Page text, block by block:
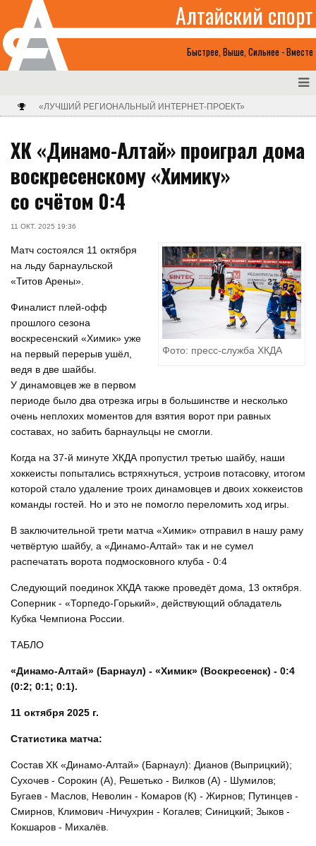
Быстрее, Выше, Сильнее - Вместе
Алтайский спорт
«ЛУЧШИЙ РЕГИОНАЛЬНЫЙ ИНТЕРНЕТ-ПРОЕКТ»
ХК «Динамо-Алтай» проиграл дома
воскресенскому «Химику»
со счётом 0:4
11 ОКТ. 2025 19:36
Фото: пресс-служба ХКДА
Матч состоялся 11 октября
на льду барнаульской
«Титов Арены».
Финалист плей-офф
прошлого сезона
воскресенский «Химик» уже
на первый перерыв ушёл,
ведя в две шайбы.
У динамовцев же в первом
периоде было два отрезка игры в большинстве и несколько
очень неплохих моментов для взятия ворот при равных
составах, но забить барнаульцы не смогли.
Когда на 37-й минуте ХКДА пропустил третью шайбу, наши
хоккеисты попытались встряхнуться, устроив потасовку, итогом
которой стало удаление троих динамовцев и двоих хоккеистов
команды гостей. Но и это не помогло переломить ход игры.
В заключительной трети матча «Химик» отправил в нашу раму
четвёртую шайбу, а «Динамо-Алтай» так и не сумел
распечатать ворота подмосковного клуба - 0:4
Следующий поединок ХКДА также проведёт дома, 13 октября.
Соперник - «Торпедо-Горький», действующий обладатель
Кубка Чемпиона России.
ТАБЛО
«Динамо-Алтай» (Барнаул) - «Химик» (Воскресенск) - 0:4
(0:2; 0:1; 0:1).
11 октября 2025 г.
Статистика матча:
Состав ХК «Динамо-Алтай» (Барнаул): Дианов (Выприцкий);
Сухочев - Сорокин (А), Решетько - Вилков (А) - Шумилов;
Бугаев - Маслов, Неволин - Комаров (К) - Жирнов; Путинцев -
Смирнов, Климович -Ничухрин - Когалев; Синицкий; Зыков -
Кокшаров - Михалёв.